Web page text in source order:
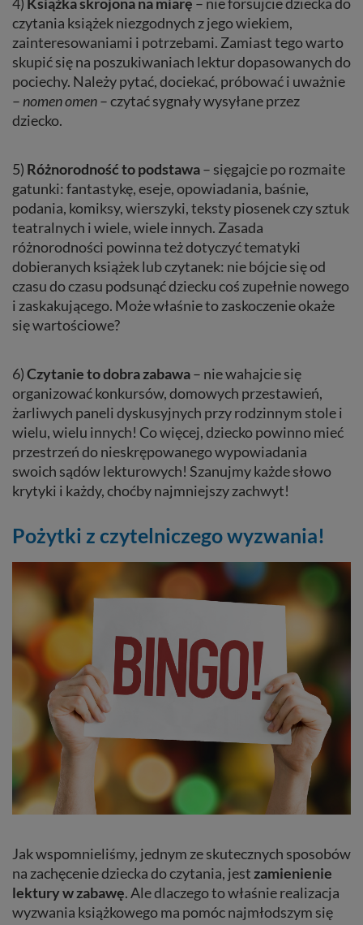
czytania książek niezgodnych z jego wiekiem,
zainteresowaniami i potrzebami. Zamiast tego warto
skupić się na poszukiwaniach lektur dopasowanych do
pociechy. Należy pytać, dociekać, próbować i uważnie
– nomen omen– czytać sygnały wysyłane przez
dziecko.
5) Różnorodność to podstawa– sięgajcie po rozmaite
gatunki: fantastykę, eseje, opowiadania, baśnie,
podania, komiksy, wierszyki, teksty piosenek czy sztuk
teatralnych i wiele, wiele innych. Zasada
różnorodności powinna też dotyczyć tematyki
dobieranych książek lub czytanek: nie bójcie się od
czasu do czasu podsunąć dziecku coś zupełnie nowego
i zaskakującego. Może właśnie to zaskoczenie okaże
się wartościowe?
6)Czytanie to dobra zabawa– nie wahajcie się
organizować konkursów, domowych przestawień,
żarliwych paneli dyskusyjnych przy rodzinnym stole i
wielu, wielu innych! Co więcej, dziecko powinno mieć
przestrzeń do nieskrępowanego wypowiadania
swoich sądów lekturowych! Szanujmy każde słowo
krytyki i każdy, choćby najmniejszy zachwyt!
Pożytki z czytelniczego wyzwania!
Jak wspomnieliśmy, jednym ze skutecznych sposobów
na zachęcenie dziecka do czytania, jest zamienienie
lektury w zabawę. Ale dlaczego to właśnie realizacja
wyzwania książkowego ma pomóc najmłodszym się